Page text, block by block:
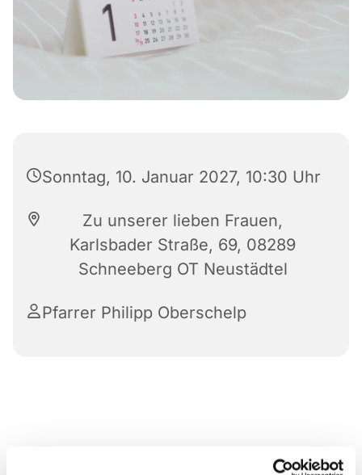
Sonntag, 10. Januar 2027, 10:30 Uhr
Zu unserer lieben Frauen,
Karlsbader Straße, 69, 08289
Schneeberg OT Neustädtel
Pfarrer Philipp Oberschelp